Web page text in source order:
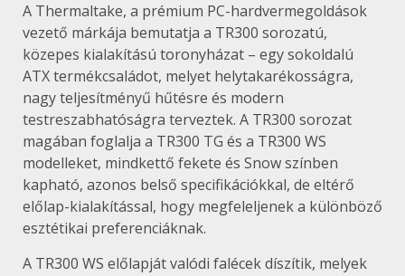
A Thermaltake, a prémium PC-hardvermegoldások
vezető márkája bemutatja a TR300 sorozatú,
közepes kialakítású toronyházat – egy sokoldalú
ATX termékcsaládot, melyet helytakarékosságra,
nagy teljesítményű hűtésre és modern
testreszabhatóságra terveztek. A TR300 sorozat
magában foglalja a TR300 TG és a TR300 WS
modelleket, mindkettő fekete és Snow színben
kapható, azonos belső specifikációkkal, de eltérő
előlap-kialakítással, hogy megfeleljenek a különböző
esztétikai preferenciáknak.
A TR300 WS előlapját valódi falécek díszítik, melyek